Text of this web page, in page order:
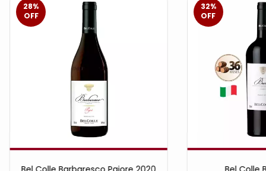
28%
OFF
32%
OFF